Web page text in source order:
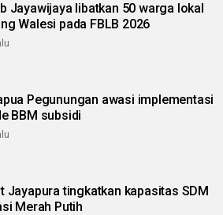
Jayawijaya libatkan 50 warga lokal
Walesi pada FBLB 2026
Pegunungan awasi implementasi
BBM subsidi
Jayapura tingkatkan kapasitas SDM
Merah Putih